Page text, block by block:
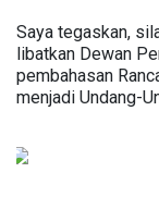
Saya tegaskan,
libatkan Dewan
pembahasan
menjadi Undang-